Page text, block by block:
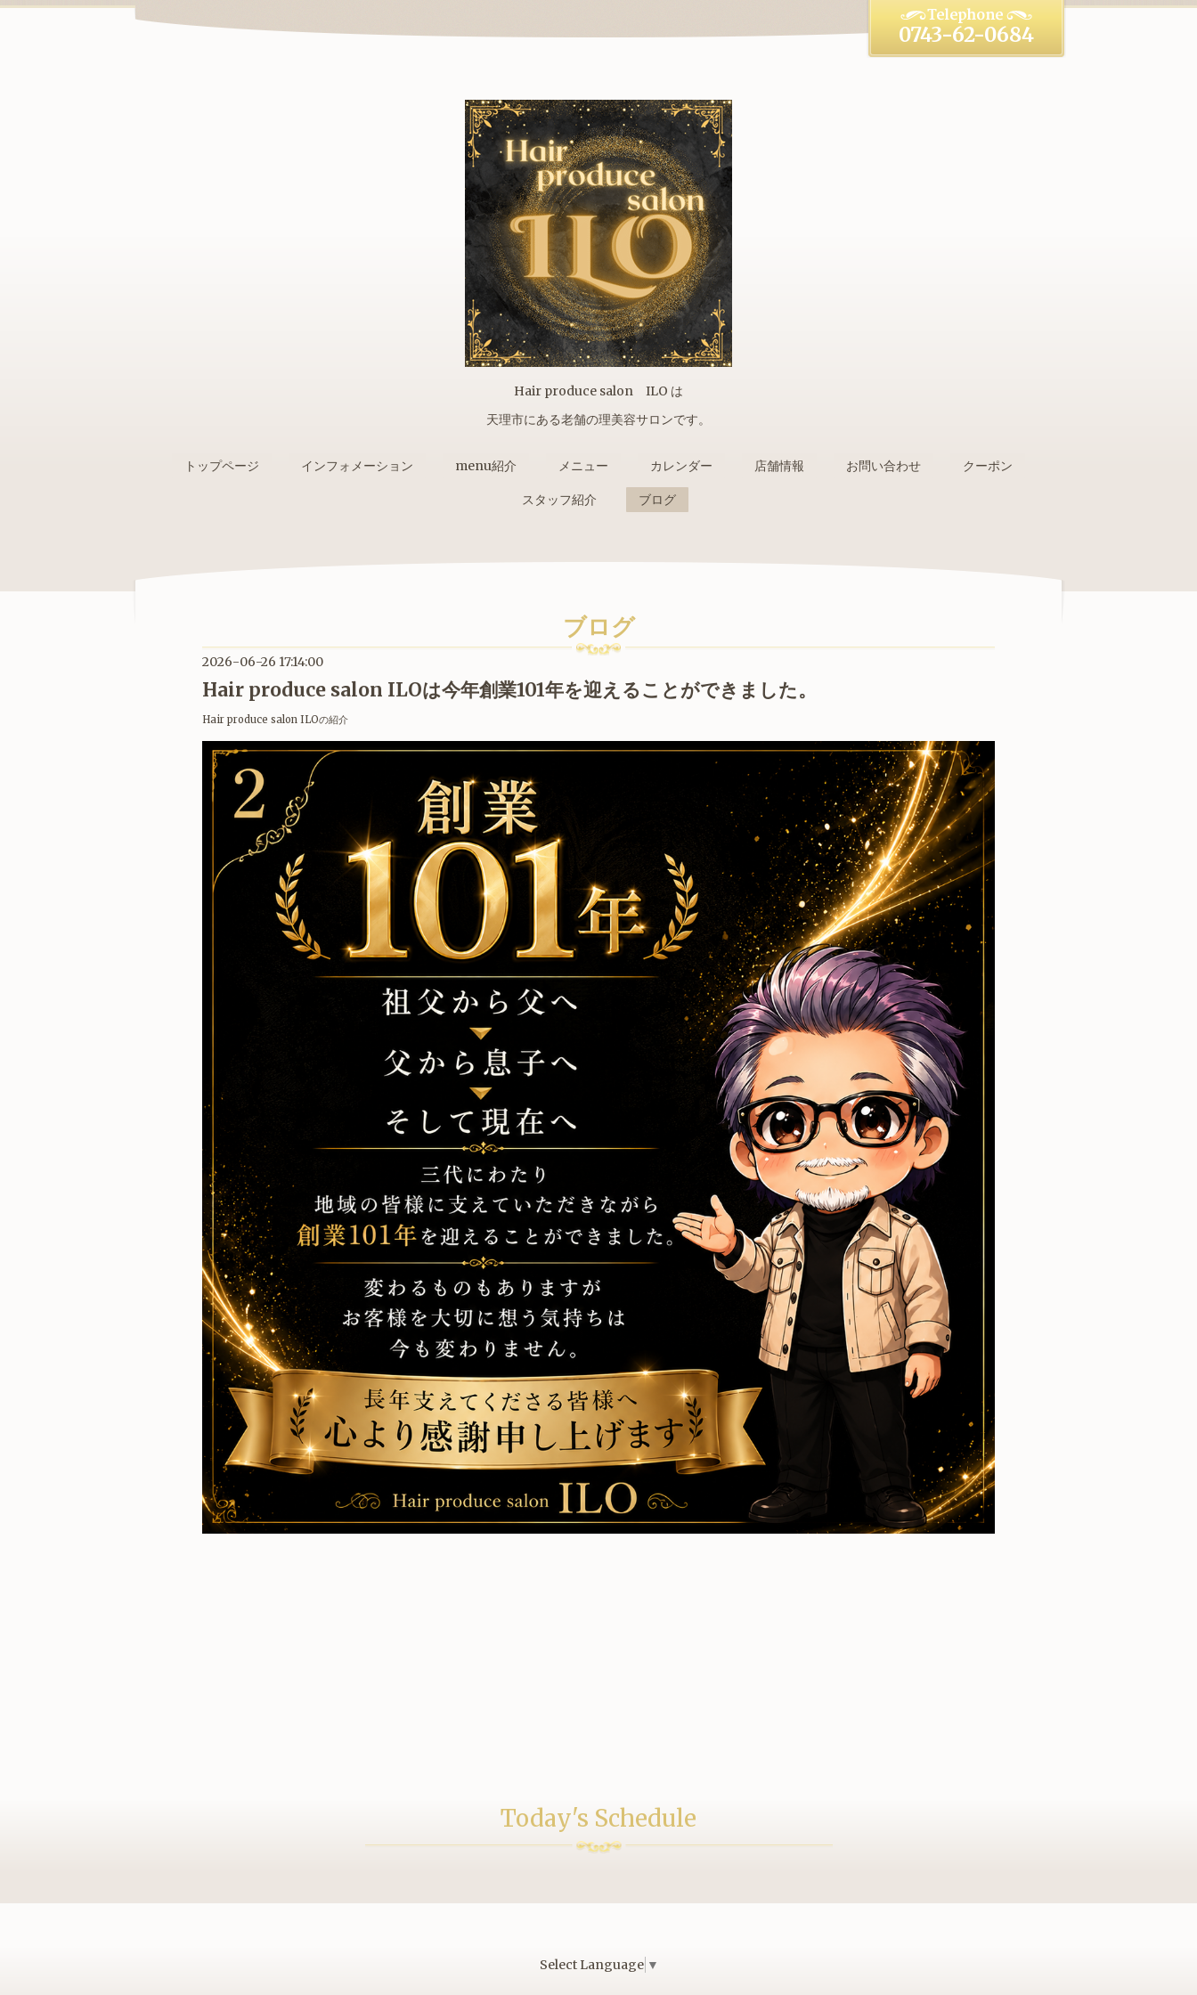
Hair produce salon ILO は
天理市にある老舗の理美容サロンです。
0743-62-0684
トップページ インフォメーション menu紹介 メニュー カレンダー 店舗情報 お問い合わせ クーポン
スタッフ紹介 ブログ
ブログ
2026-06-26 17:14:00
Hair produce salon ILOは今年創業101年を迎えることができました。
Hair produce salon ILOの紹介
Today's Schedule
Select Language ▼